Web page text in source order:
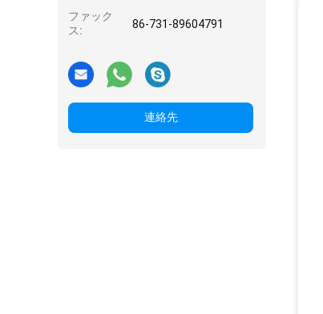
ファック
ス:
86-731-89604791
連絡先